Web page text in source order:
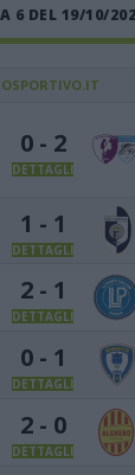
6 DEL 19/10/
0 - 2
DETTAGLI
1 - 1
DETTAGLI
2 - 1
DETTAGLI
0 - 1
DETTAGLI
2 - 0
DETTAGLI